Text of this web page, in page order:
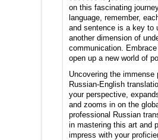
on this fascinating
language, remember,
and sentence is a key to
another dimension of
communication.
open up a new world of
Uncovering the immense
Russian-English
your perspective,
and zooms in on the
professional Russian
in mastering this art and
impress with your